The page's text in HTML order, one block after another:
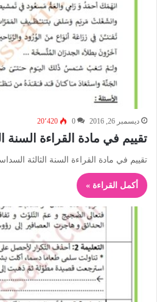
ديسمبر 26, 2016 0 20٬420
تقييم في مادة القراءة السنة
تقييم في مادة القراءة السنة الثالثة
أكمل القراءة »